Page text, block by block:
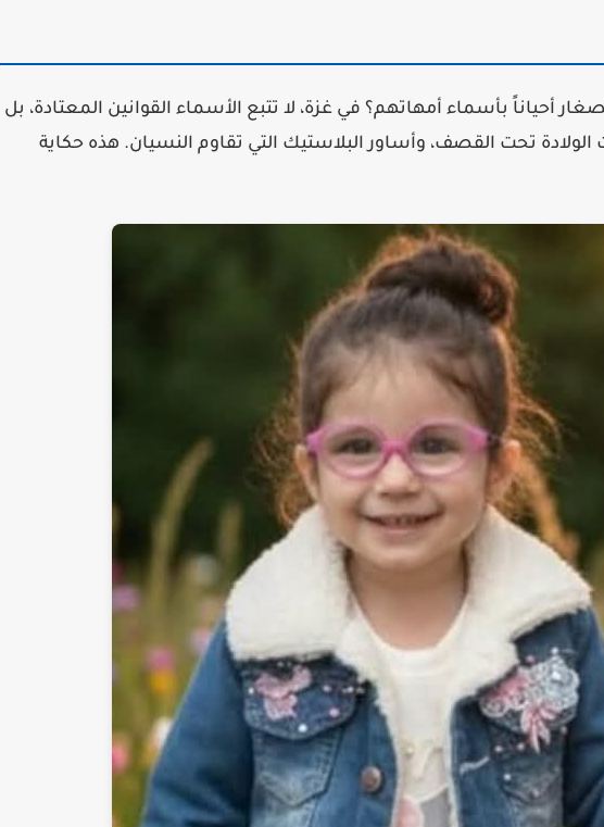
أحياناً بأسماء أمهاتهم؟ في غزة، لا تتبع الأسماء القوانين المعتادة، بل
الولادة تحت القصف، وأساور البلاستيك التي تقاوم النسيان. هذه حكاية